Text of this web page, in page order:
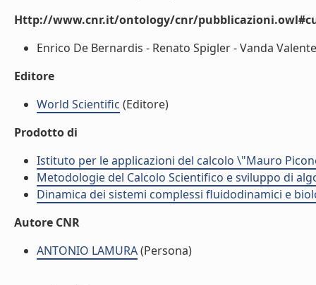
Http://www.cnr.it/ontology/cnr/
Enrico De Bernardis - Renato Spigler - Vanda
Editore
World Scientific (Editore)
Prodotto di
Istituto per le applicazioni del calcolo \"Mauro
Metodologie del Calcolo Scientifico e sviluppo di
Dinamica dei sistemi complessi fluidodinamici e
Autore CNR
ANTONIO LAMURA(Persona)